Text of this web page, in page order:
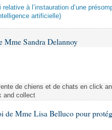
à l’instauration d’une
artificielle)
Mme Sandra Delannoy
de chiens et de chats en click
and collect
de Mme Lisa Belluco pour